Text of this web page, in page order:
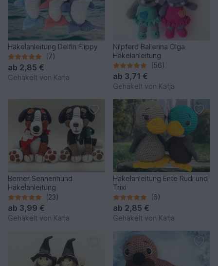
Häkelanleitung Delfin Flippy
(7)
ab 2,85 €
Gehäkelt von Katja
Nilpferd Ballerina Olga
Häkelanleitung
(56)
ab 3,71 €
Gehäkelt von Katja
Berner Sennenhund
Häkelanleitung
(23)
ab 3,99 €
Gehäkelt von Katja
Häkelanleitung Ente Rudi und
Trixi
(6)
ab 2,85 €
Gehäkelt von Katja